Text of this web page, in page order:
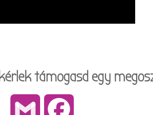
támogasd egy
Gmail